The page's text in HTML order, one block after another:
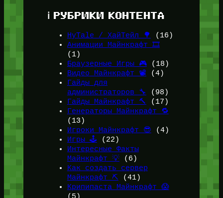
ℹ️ РУБРИКИ КОНТЕНТА
HyTale / ХайТейл 🌳
(16)
Анимации Майнкрафт 🎞️
(1)
Браузерные Игры 🎮(18)
Видео Майнкрафт 📽️ (4)
Гайды для
администраторов 🔧
(98)
Гайды Майнкрафт 🔨
(17)
Генераторы Майнкрафт 🔁
(13)
Игроки Майнкрафт 😎 (4)
Игры 🕹️ (22)
Интересные Факты
Майнкрафт 💡(6)
Как создать сервер
Майнкрафт ⛏️ (41)
Крипипаста Майнкрафт 😱